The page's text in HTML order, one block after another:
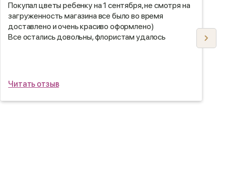
Покупал цветы ребенку на 1 сентября, не смотря на
загруженность магазина все было во время
доставлено и очень красиво оформлено)
Все остались довольны, флористам удалось
Читать отзыв